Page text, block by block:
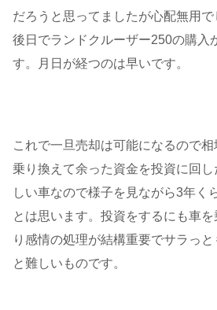
だろうと思ってましたが心配無用
後日でランドクルーザー250の購入
す。月日が経つのは早いです。
これで一旦売却は可能になるので
乗り換えて余った資金を投資に回
しい車なので様子を見ながら3年く
とは思います。投資をするにも車
り感情の処理が結構重要でサラっ
と難しいものです。